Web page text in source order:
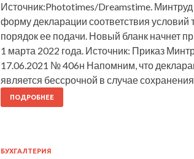
Источник:Phototimes/Dreamstime.
форму декларации соответствия условий
порядок ее подачи. Новый бланк начнет
1 марта 2022 года. Источник: Приказ
17.06.2021 № 406н Напомним, что
является бессрочной в случае
ПОДРОБНЕЕ
БУХГАЛТЕРИЯ